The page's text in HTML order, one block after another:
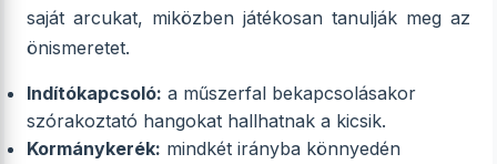
saját arcukat, miközben játékosan tanulják meg az
önismeretet.
Indítókapcsoló: a műszerfal bekapcsolásakor
szórakoztató hangokat hallhatnak a kicsik.
Kormánykerék: mindkét irányba könnyedén